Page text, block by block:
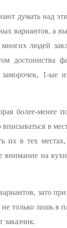
думать над
вариантов, а
людей
1-ые
более-менее
в
их в тех
на
зато
только лишь в
заказчик.